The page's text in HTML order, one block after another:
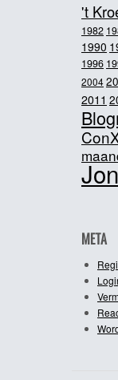
't
1982
1990
1996
2004
2011
META